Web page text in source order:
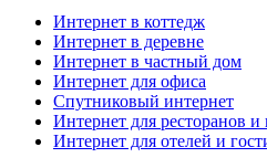
Интернет в коттедж
Интернет в деревне
Интернет в частный дом
Интернет для офиса
Спутниковый интернет
Интернет для ресторанов и
Интернет для отелей и